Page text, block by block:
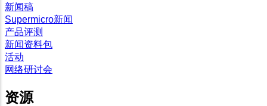
新闻稿
Supermicro新闻
产品评测
新闻资料包
活动
网络研讨会
资源